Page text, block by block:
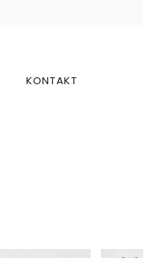
KONTAKT